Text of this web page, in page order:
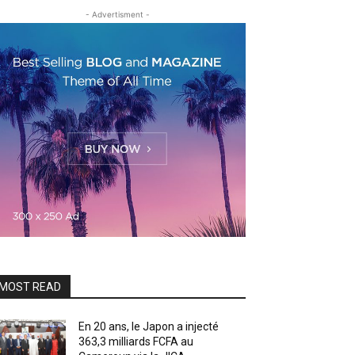
- Advertisment -
READ
En 20 ans, le Japon a injecté
363,3 milliards FCFA au